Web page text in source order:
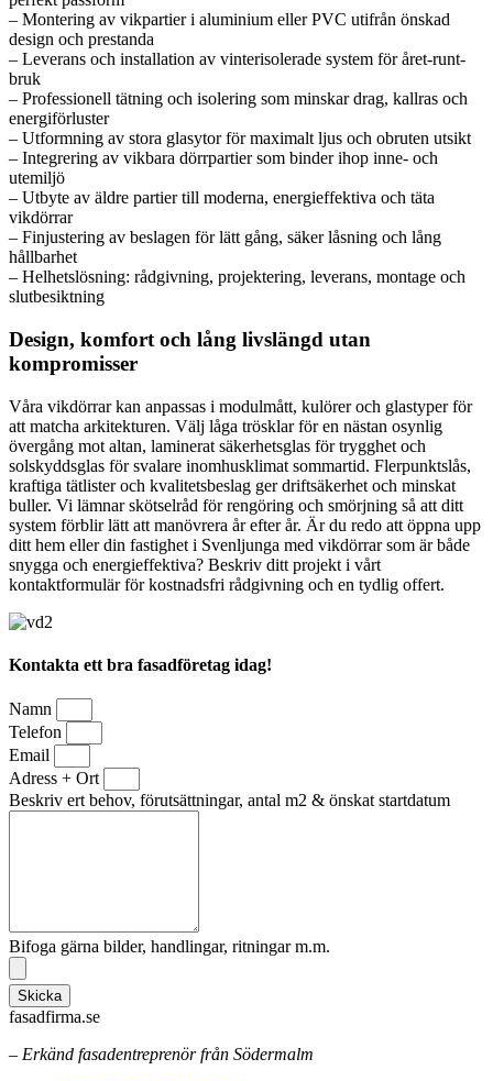
– Montering av vikpartier i aluminium eller PVC utifrån önskad
design och prestanda
– Leverans och installation av vinterisolerade system för året-runt-
bruk
– Professionell tätning och isolering som minskar drag, kallras och
energiförluster
– Utformning av stora glasytor för maximalt ljus och obruten utsikt
– Integrering av vikbara dörrpartier som binder ihop inne- och
utemiljö
– Utbyte av äldre partier till moderna, energieffektiva och täta
vikdörrar
– Finjustering av beslagen för lätt gång, säker låsning och lång
hållbarhet
– Helhetslösning: rådgivning, projektering, leverans, montage och
slutbesiktning
Design, komfort och lång livslängd utan
kompromisser
Våra vikdörrar kan anpassas i modulmått, kulörer och glastyper för
att matcha arkitekturen. Välj låga trösklar för en nästan osynlig
övergång mot altan, laminerat säkerhetsglas för trygghet och
solskyddsglas för svalare inomhusklimat sommartid. Flerpunktslås,
kraftiga tätlister och kvalitetsbeslag ger driftsäkerhet och minskat
buller. Vi lämnar skötselråd för rengöring och smörjning så att ditt
system förblir lätt att manövrera år efter år. Är du redo att öppna upp
ditt hem eller din fastighet i Svenljunga med vikdörrar som är både
snygga och energieffektiva? Beskriv ditt projekt i vårt
kontaktformulär för kostnadsfri rådgivning och en tydlig offert.
Kontakta ett bra fasadföretag idag!
Namn
Telefon
Email
Adress + Ort
Beskriv ert behov, förutsättningar, antal m2 & önskat startdatum
Bifoga gärna bilder, handlingar, ritningar m.m.
Skicka
fasadfirma.se
– Erkänd fasadentreprenör från Södermalm